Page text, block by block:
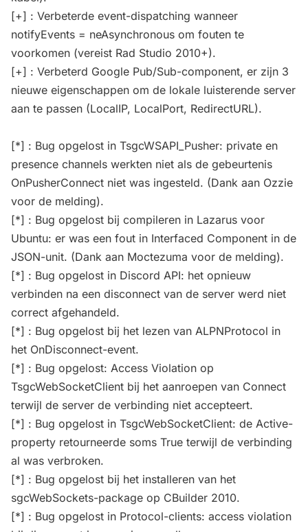
[+] : Verbeterde event-dispatching wanneer
notifyEvents = neAsynchronous om fouten te
voorkomen (vereist Rad Studio 2010+).
[+] : Verbeterd Google Pub/Sub-component, er zijn 3
nieuwe eigenschappen om de lokale luisterende server
aan te passen (LocalIP, LocalPort, RedirectURL).
[*] : Bug opgelost in TsgcWSAPI_Pusher: private en
presence channels werkten niet als de gebeurtenis
OnPusherConnect niet was ingesteld. (Dank aan Ozzie
voor de melding).
[*] : Bug opgelost bij compileren in Lazarus voor
Ubuntu: er was een fout in Interfaced Component in de
JSON-unit. (Dank aan Moctezuma voor de melding).
[*] : Bug opgelost in Discord API: het opnieuw
verbinden na een disconnect van de server werd niet
correct afgehandeld.
[*] : Bug opgelost bij het lezen van ALPNProtocol in
het OnDisconnect-event.
[*] : Bug opgelost: Access Violation op
TsgcWebSocketClient bij het aanroepen van Connect
terwijl de server de verbinding niet accepteert.
[*] : Bug opgelost in TsgcWebSocketClient: de Active-
property retourneerde soms True terwijl de verbinding
al was verbroken.
[*] : Bug opgelost bij het installeren van het
sgcWebSockets-package op CBuilder 2010.
[*] : Bug opgelost in Protocol-clients: access violation